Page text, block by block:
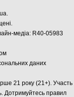
.
медіа: R40-05983
даних
21 року (21+). Участь
Дотримуйтесь правил